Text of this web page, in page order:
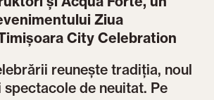
Ziua
City Celebration
reunește tradiția, noul
spectacole de neuitat. Pe